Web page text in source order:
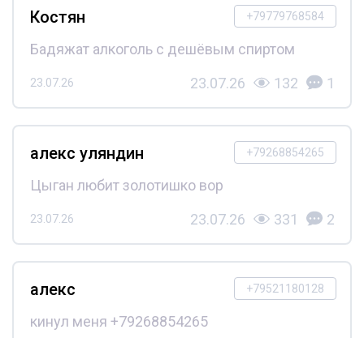
+79779768584
Костян
Бадяжат алкоголь с дешёвым спиртом
23.07.26 23.07.26 132 1
+79268854265
алекс уляндин
Цыган любит золотишко вор
23.07.26 23.07.26 331 2
+79521180128
алекс
кинул меня +79268854265